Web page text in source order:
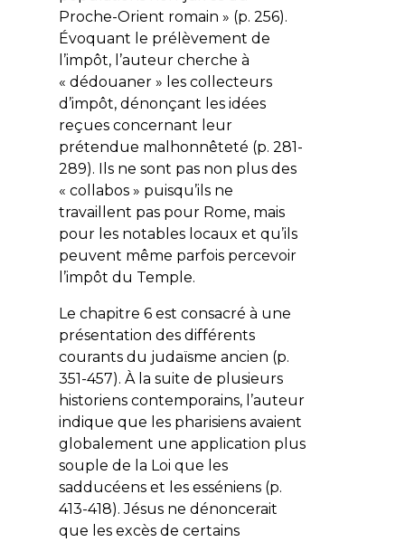
Proche-Orient romain » (p. 256).
Évoquant le prélèvement de
l’impôt, l’auteur cherche à
« dédouaner » les collecteurs
d’impôt, dénonçant les idées
reçues concernant leur
prétendue malhonnêteté (p. 281-
289). Ils ne sont pas non plus des
« collabos » puisqu’ils ne
travaillent pas pour Rome, mais
pour les notables locaux et qu’ils
peuvent même parfois percevoir
l’impôt du Temple.
Le chapitre 6 est consacré à une
présentation des différents
courants du judaïsme ancien (p.
351-457). À la suite de plusieurs
historiens contemporains, l’auteur
indique que les pharisiens avaient
globalement une application plus
souple de la Loi que les
sadducéens et les esséniens (p.
413-418). Jésus ne dénoncerait
que les excès de certains